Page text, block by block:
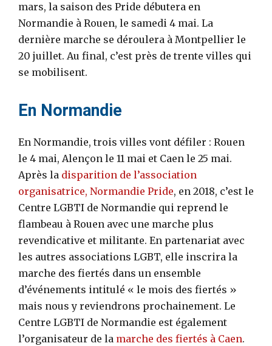
mars, la saison des Pride débutera en
Normandie à Rouen, le samedi 4 mai. La
dernière marche se déroulera à Montpellier le
20 juillet. Au final, c’est près de trente villes qui
se mobilisent.
En Normandie
En Normandie, trois villes vont défiler : Rouen
le 4 mai, Alençon le 11 mai et Caen le 25 mai.
Après la disparition de l’association
organisatrice, Normandie Pride, en 2018, c’est le
Centre LGBTI de Normandie qui reprend le
flambeau à Rouen avec une marche plus
revendicative et militante. En partenariat avec
les autres associations LGBT, elle inscrira la
marche des fiertés dans un ensemble
d’événements intitulé « le mois des fiertés »
mais nous y reviendrons prochainement. Le
Centre LGBTI de Normandie est également
l’organisateur de la marche des fiertés à Caen.